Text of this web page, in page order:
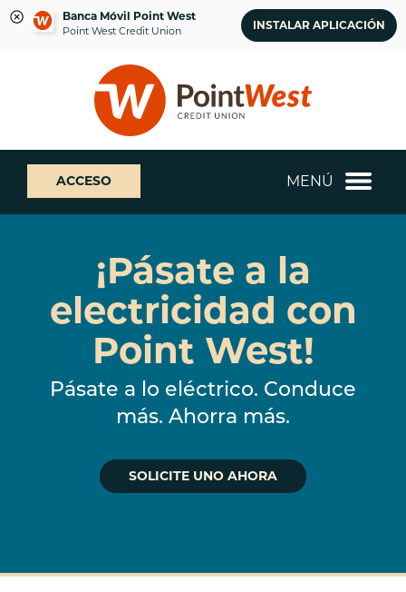
Banca Móvil Point West
Point West Credit Union INSTALAR APLICACIÓN
sesión
banca
web
¿Qué
podemos
ayudarte
a
ACCESO MENÚ
¡Pásate a la
electricidad con
Point West!
Pásate a lo eléctrico. Conduce
más. Ahorra más.
SOLICITE UNO AHORA